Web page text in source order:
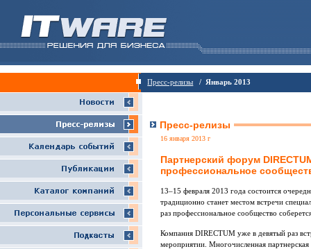
Пресс-релизы / Январь 2013
Пресс-релизы
16 января 2013 г
Партнерский форум
профессиональное
13–15 февраля 2013 года состоится
традиционно станет местом встречи
раз профессиональное сообщество
Компания DIRECTUM уже в девятый раз
мероприятии. Многочисленная партнерская